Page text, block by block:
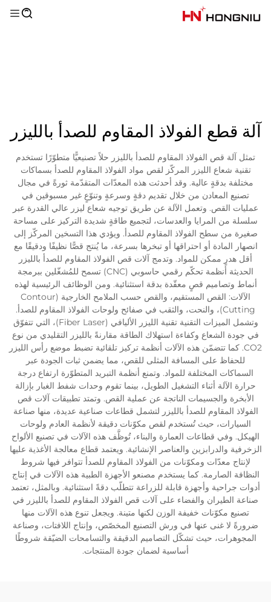
آلة قطع الفولاذ المقاوم للصدأ بالليزر
تمثل آلة قص الفولاذ المقاوم للصدأ بالليزر حلاً تصنيعيًّا متطوّرًا تستخدم
تقنية شعاع الليزر المركّز لقص مواد الفولاذ المقاوم للصدأ بسماكات
مختلفة بدقةٍ عالية. وقد أحدثت هذه المعدّات المتقدّمة ثورةً في مجال
تصنيع المعادن من خلال تقديم دقةٍ وسرعةٍ وتنوّعٍ غير مسبوقين في
عمليات القص. وتعمل الآلة عن طريق توجيه شعاع ليزر عالي القدرة عبر
سلسلة من المرايا والعدسات، لتجميع طاقةٍ شديدة التركيز على مساحة
صغيرة من سطح الفولاذ المقاوم للصدأ. ويؤدي هذا التسخين المركّز إلى
انصهار المادة أو احتراقها أو تبخرها بسرعة، ما يُنتج قصًّا نظيفًا ودقيقًا مع
أقل هدرٍ ممكن للمواد. وتدمج آلات قص الفولاذ المقاوم للصدأ بالليزر
الحديثة أنظمة تحكّم رقمي حاسوبي (CNC) تسمح للمُشغّلين ببرمجة
أنماط وتصاميم قصٍ معقّدة بدقة استثنائية. ومن الوظائف الرئيسية لهذه
الآلات: القص المستقيم، والقص حسب الملامح الخارجية (Contour
Cutting)، والنحت، والثقب في صفائح ولوحات الفولاذ المقاوم للصدأ.
وتشمل الميزات التقنية تقنية الليزر الأليافي (Fiber Laser)، التي تتفوّق
في جودة الشعاع وكفاءة استهلاك الطاقة مقارنةً بالليزر التقليدي من نوع
CO2. كما تتضمّن هذه الآلات أنظمة تركيز تلقائية تضبط موضع رأس الليزر
للحفاظ على المسافة المثلى للقص، مما يضمن ثبات الجودة عبر
السماكات المختلفة للمواد. وتمنع أنظمة التبريد المتطوّرة ارتفاع درجة
حرارة الآلة أثناء التشغيل الطويل، بينما تقوم وحدات شفط الغبار بإزالة
الأبخرة والجسيمات الناتجة عن عملية القص. وتمتد تطبيقات آلات قص
الفولاذ المقاوم للصدأ بالليزر لتشمل قطاعات صناعية عديدة، منها صناعة
السيارات، حيث تُستخدم لقص مكوّنات دقيقة لأنظمة العادم ولوحات
الهيكل. وفي قطاعات العمارة والبناء، تُوظَّف هذه الآلات في تصنيع الألواح
الزخرفية والدرابزين والعناصر الإنشائية. ويعتمد قطاع معالجة الأغذية عليها
لإنتاج معدّات ومكوّنات من الفولاذ المقاوم للصدأ تتوافر فيها شروط
النظافة الصارمة. كما يستخدم مصنعو الأجهزة الطبية هذه الآلات في إنتاج
أدوات جراحية وأجهزة قابلة للزراعة تتطلّب دقةً استثنائية. وبالمثل، تعتمد
صناعة الطيران والفضاء على آلات قص الفولاذ المقاوم للصدأ بالليزر في
تصنيع مكوّنات خفيفة الوزن لكنها متينة. ويجعل تنوع هذه الآلات منها
ضرورةً لا غنى عنها في ورش التصنيع المخصّص، وإنتاج اللافتات، وصناعة
المجوهرات، حيث تشكّل التصاميم الدقيقة والتسامحات الضيّقة شروطًا
أساسية لضمان جودة المنتجات.